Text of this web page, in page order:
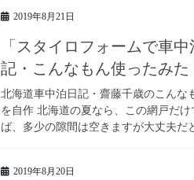
2019年8月21日
「スタイロフォームで車
記・こんなもん使ったみた
北海道車中泊日記・齋藤千歳のこんな
を自作 北海道の夏なら、この網戸だ
ば、多少の隙間は空きますが大丈夫
2019年8月20日